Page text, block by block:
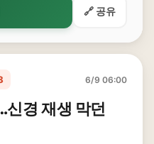
🔗 공유
6/9 06:00
신경 재생 막던